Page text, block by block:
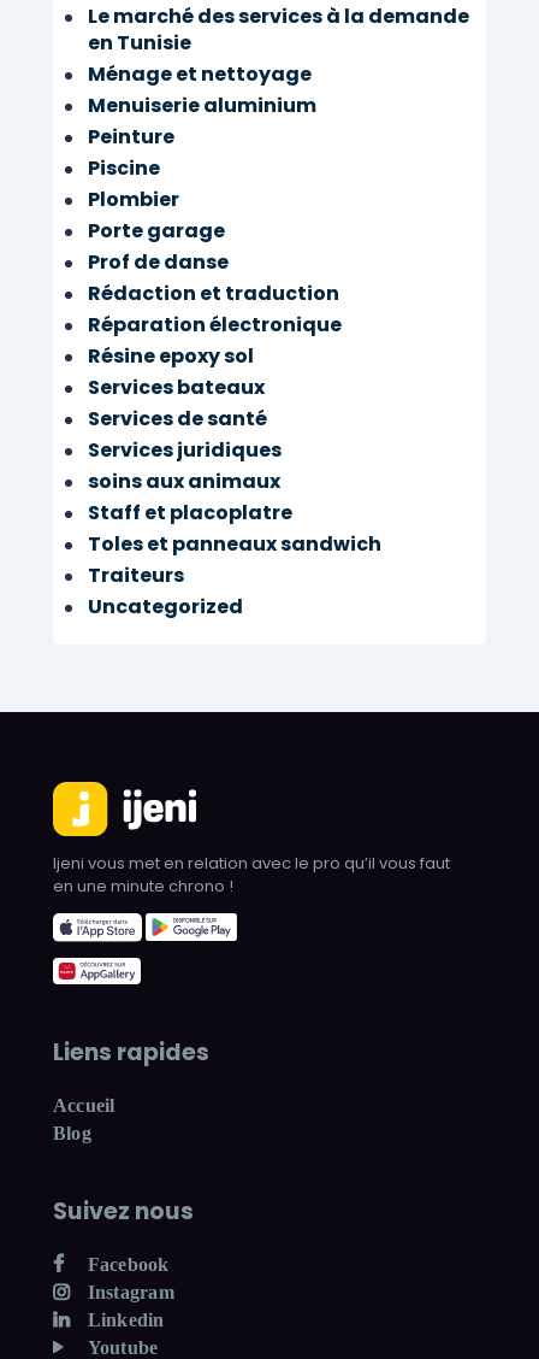
Le marché des services à la demande
en Tunisie
Ménage et nettoyage
Menuiserie aluminium
Peinture
Piscine
Plombier
Porte garage
Prof de danse
Rédaction et traduction
Réparation électronique
Résine epoxy sol
Services bateaux
Services de santé
Services juridiques
soins aux animaux
Staff et placoplatre
Toles et panneaux sandwich
Traiteurs
Uncategorized
Ijeni vous met en relation avec le pro qu’il vous faut
en une minute chrono !
Liens rapides
Accueil
Blog
Suivez nous
Facebook
Instagram
Linkedin
Youtube